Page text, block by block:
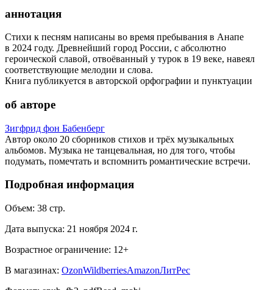
аннотация
Стихи к песням написаны во время пребывания в Анапе
в 2024 году. Древнейший город России, с абсолютно
героической славой, отвоёванный у турок в 19 веке, навеял
соответствующие мелодии и слова.
Книга публикуется в авторской орфографии и пунктуации
об авторе
Зигфрид фон Бабенберг
Автор около 20 сборников стихов и трёх музыкальных
альбомов. Музыка не танцевальная, но для того, чтобы
подумать, помечтать и вспомнить романтические встречи.
Подробная информация
Объем: 38 стр.
Дата выпуска: 21 ноября 2024 г.
Возрастное ограничение: 12+
В магазинах: OzonWildberriesAmazonЛитРес